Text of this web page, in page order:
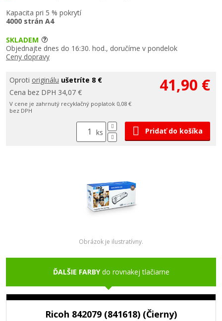
Kapacita pri 5 % pokrytí
4000 strán A4
SKLADEM
Objednajte dnes do 16:30. hod., doručíme v pondelok
Ceny dopravy
Oproti originálu ušetríte 8 €
Cena bez DPH 34,07 €
V cene je zahrnutý recyklačný poplatok 0,08 €
bez DPH
41,90 €
ks Pridať do košíka
Obrázok je ilustratívny.
ĎALŠIE FARBYdo rovnakej tlačiarne
Ricoh 842079 (841618) (Čierny)